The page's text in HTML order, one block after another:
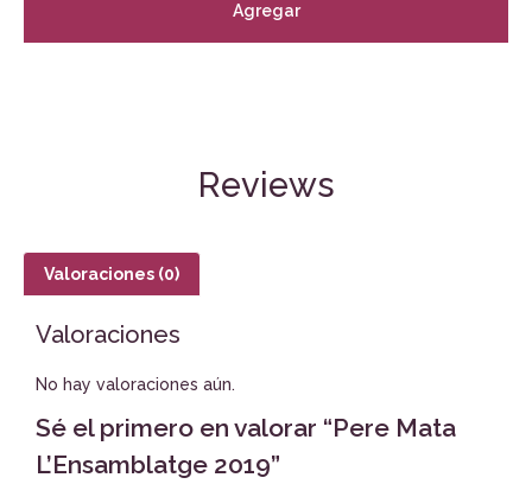
Agregar
Reviews
Valoraciones (0)
Valoraciones
No hay valoraciones aún.
Sé el primero en valorar “Pere Mata
L’Ensamblatge 2019”